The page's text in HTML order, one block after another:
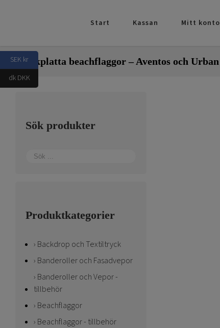
Start Kassan Mitt konto
Markplatta beachflaggor – Aventos och Urban
Sök produkter
Produktkategorier
Backdrop och Textiltryck
Banderoller och Fasadvepor
Banderoller och Vepor -
tillbehör
Beachflaggor
Beachflaggor - tillbehör
SEK kr
dk DKK